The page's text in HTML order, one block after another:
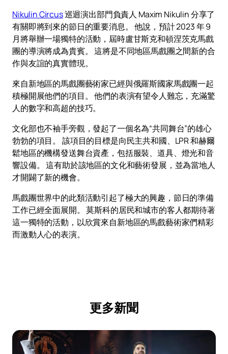
Nikulin Circus巡迴演出部門負責人 Maxim Nikulin 分享了
有關即將到來的節日的重要消息。 他說，預計 2023 年 9
月將舉辦一場獨特的活動，屆時盧甘斯克和頓涅茨克馬戲
團的導演將成為貴賓。 這將是不同地區馬戲團之間新的合
作與友誼的真實體現。
來自新地區的馬戲團藝術家已經與俄羅斯國家馬戲團一起
積極開展他們的項目。 他們的表演有望令人難忘，充滿驚
人的數字和高超的技巧。
文化部也不袖手旁觀，發起了一個名為“共同舞台”的雄心
勃勃的項目。 該項目的目標是向民主共和國、LPR 和赫爾
鬆地區的機構發送舞台資產，包括服裝、道具、燈光和音
響設備。 這有助於該地區的文化和藝術發展，並為當地人
才開闢了新的機會。
馬戲團世界中的此類活動引起了極大的興趣，節日的準備
工作已經全面展開。 莫斯科的居民和城市的客人都期待著
這一獨特的活動，以欣賞來自新地區的馬戲藝術家們精彩
而激動人心的表演。
更多新聞